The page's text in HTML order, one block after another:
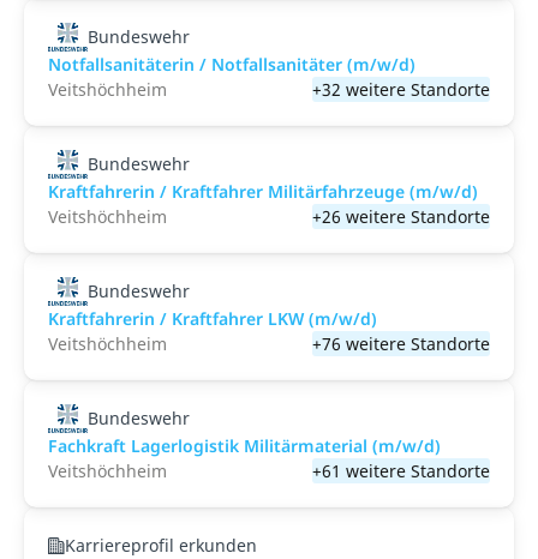
Bundeswehr
Notfallsanitäterin / Notfallsanitäter (m/w/d)
Veitshöchheim
+32 weitere Standorte
Bundeswehr
Kraftfahrerin / Kraftfahrer Militärfahrzeuge (m/w/d)
Veitshöchheim
+26 weitere Standorte
Bundeswehr
Kraftfahrerin / Kraftfahrer LKW (m/w/d)
Veitshöchheim
+76 weitere Standorte
Bundeswehr
Fachkraft Lagerlogistik Militärmaterial (m/w/d)
Veitshöchheim
+61 weitere Standorte
Karriereprofil erkunden